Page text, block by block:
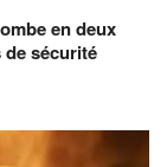
en deux
sécurité